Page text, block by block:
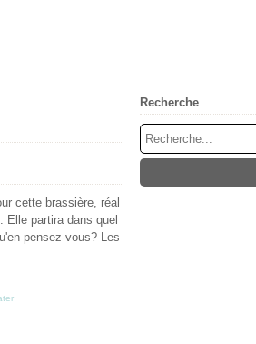
cette brassière, réal
Elle partira dans quel
pensez-vous? Les
Recherche